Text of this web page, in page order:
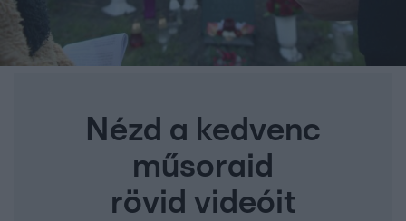
Nézd a kedvenc
műsoraid
rövid videóit